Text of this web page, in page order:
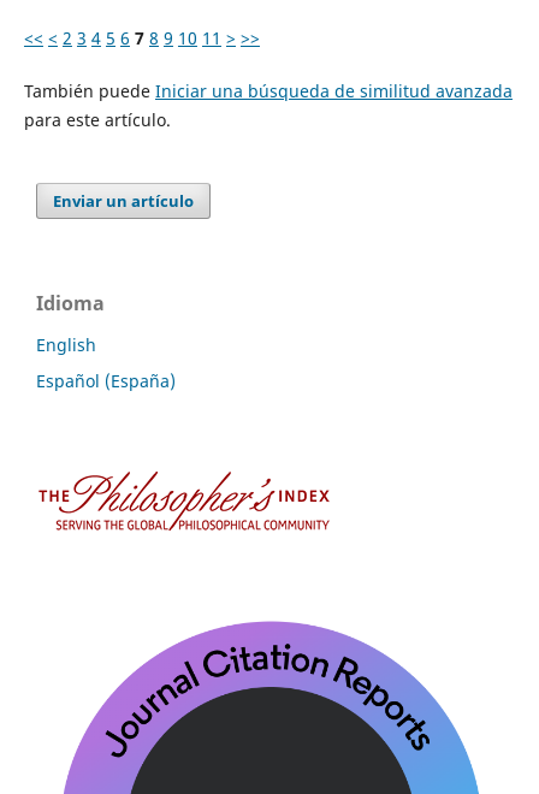
<< < 2 3 4 5 6 7 8 9 10 11 > >>
También puede Iniciar una búsqueda de similitud avanzada
para este artículo.
Enviar un artículo
Idioma
English
Español (España)